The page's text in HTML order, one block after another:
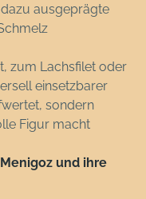
ausgeprägte
zum Lachsfilet oder
einsetzbarer
sondern
Figur macht
und ihre